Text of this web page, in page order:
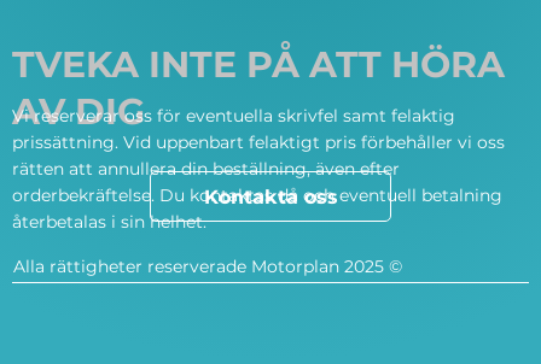
TVEKA INTE PÅ ATT HÖRA
AV DIG
Kontakta oss
Vi reserverar oss för eventuella skrivfel samt felaktig
prissättning. Vid uppenbart felaktigt pris förbehåller vi oss
rätten att annullera din beställning, även efter
orderbekräftelse. Du kontaktas då och eventuell betalning
återbetalas i sin helhet.
Alla rättigheter reserverade Motorplan 2025 ©